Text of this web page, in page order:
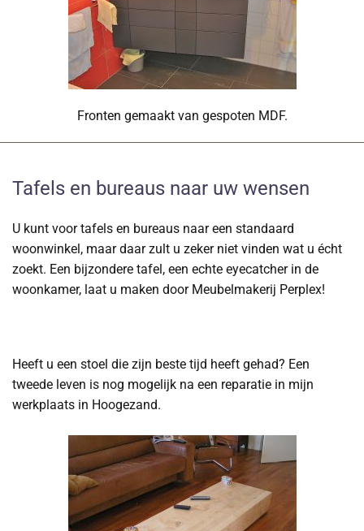
Fronten gemaakt van gespoten MDF.
Tafels en bureaus naar uw wensen
U kunt voor tafels en bureaus naar een standaard
woonwinkel, maar daar zult u zeker niet vinden wat u écht
zoekt. Een bijzondere tafel, een echte eyecatcher in de
woonkamer, laat u maken door Meubelmakerij Perplex!
Heeft u een stoel die zijn beste tijd heeft gehad? Een
tweede leven is nog mogelijk na een reparatie in mijn
werkplaats in Hoogezand.